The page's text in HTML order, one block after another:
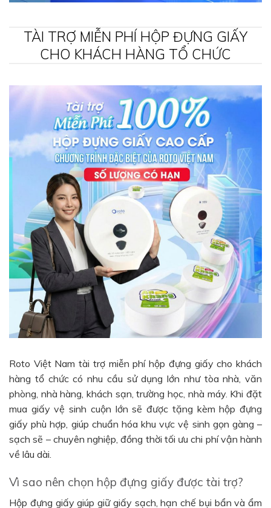
TÀI TRỢ MIỄN PHÍ HỘP ĐỰNG GIẤY
CHO KHÁCH HÀNG TỔ CHỨC
Roto Việt Nam tài trợ miễn phí hộp đựng giấy cho khách
hàng tổ chức có nhu cầu sử dụng lớn như tòa nhà, văn
phòng, nhà hàng, khách sạn, trường học, nhà máy. Khi đặt
mua giấy vệ sinh cuộn lớn sẽ được tặng kèm hộp đựng
giấy phù hợp, giúp chuẩn hóa khu vực vệ sinh gọn gàng –
sạch sẽ – chuyên nghiệp, đồng thời tối ưu chi phí vận hành
về lâu dài.
Vì sao nên chọn hộp đựng giấy được tài trợ?
Hộp đựng giấy giúp giữ giấy sạch, hạn chế bụi bẩn và ẩm